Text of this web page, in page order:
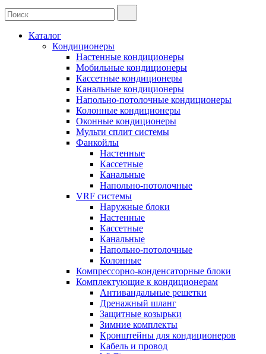
Каталог
Кондиционеры
Настенные кондиционеры
Мобильные кондиционеры
Кассетные кондиционеры
Канальные кондиционеры
Напольно-потолочные кондиционеры
Колонные кондиционеры
Оконные кондиционеры
Мульти сплит системы
Фанкойлы
Настенные
Кассетные
Канальные
Напольно-потолочные
VRF системы
Наружные блоки
Настенные
Кассетные
Канальные
Напольно-потолочные
Колонные
Компрессорно-конденсаторные блоки
Комплектующие к кондиционерам
Антивандальные решетки
Дренажный шланг
Защитные козырьки
Зимние комплекты
Кронштейны для кондиционеров
Кабель и провод